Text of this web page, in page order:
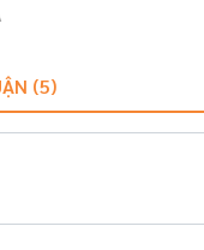
(5)